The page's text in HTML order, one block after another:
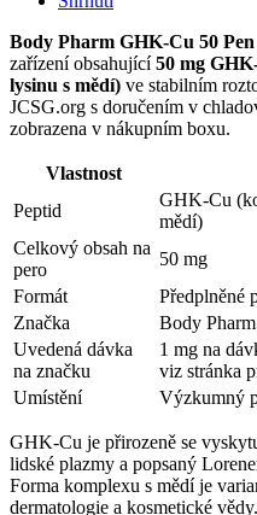
Body Pharm GHK-Cu 50 Pen
zařízení obsahující50 mg
lysinu s mědí) ve stabilním
JCSG.org s doručením v
zobrazena v nákupním boxu.
Vlastnost
Peptid
GHK-Cu
mědí)
Celkový obsah na
pero
50 mg
Formát
Předplněné
Značka
Body Pharm
Uvedená dávka
na značku
1 mg na
viz stránka
Umístění
Výzkumný
GHK-Cu je přirozeně se
lidské plazmy a popsaný
Forma komplexu s mědí je
dermatologie a kosmetické